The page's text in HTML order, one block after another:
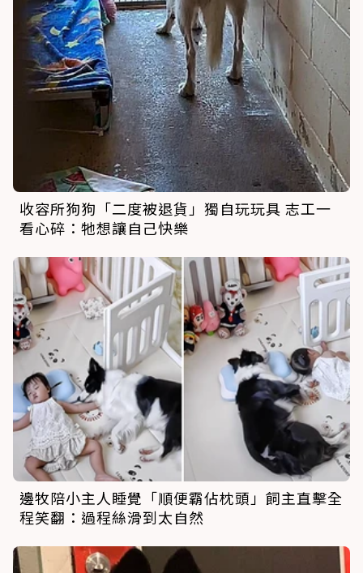
收容所狗狗「二度被退貨」獨自玩玩具 志工一
看心碎：牠想讓自己快樂
邊牧陪小主人睡覺「順便霸佔枕頭」飼主直擊全
程笑翻：過程絲滑到太自然